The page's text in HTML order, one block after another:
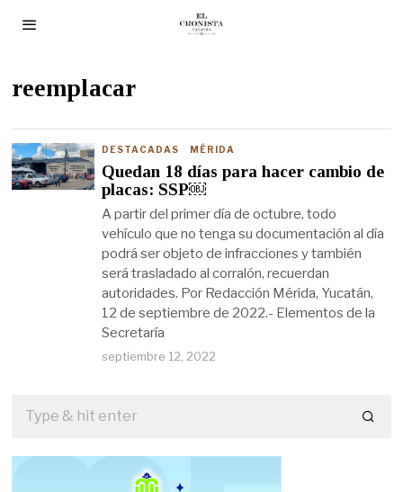
reemplacar
DESTACADAS · MÉRIDA
Quedan 18 días para hacer cambio de
placas: SSP￼
A partir del primer día de octubre, todo
vehículo que no tenga su documentación al día
podrá ser objeto de infracciones y también
será trasladado al corralón, recuerdan
autoridades. Por Redacción Mérida, Yucatán,
12 de septiembre de 2022.- Elementos de la
Secretaría
septiembre 12, 2022